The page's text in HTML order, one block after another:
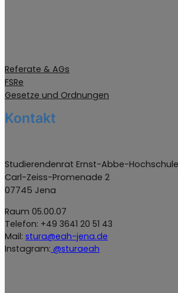
Referate & AGs
FSRe
Gesetze und Ordnungen
Kontakt
Studierendenrat Ernst-Abbe-
Carl-Zeiss-Promenade 2
07745 Jena
Raum 05.00.07
Telefon: +49 3641 20 51 43
Mail: stura@eah-jena.de
Instagram: @sturaeah